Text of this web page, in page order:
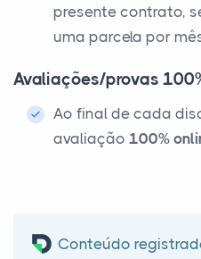
presente contrato,
uma parcela por
Avaliações/provas
Ao final de cada
avaliação 100%
Conteúdo